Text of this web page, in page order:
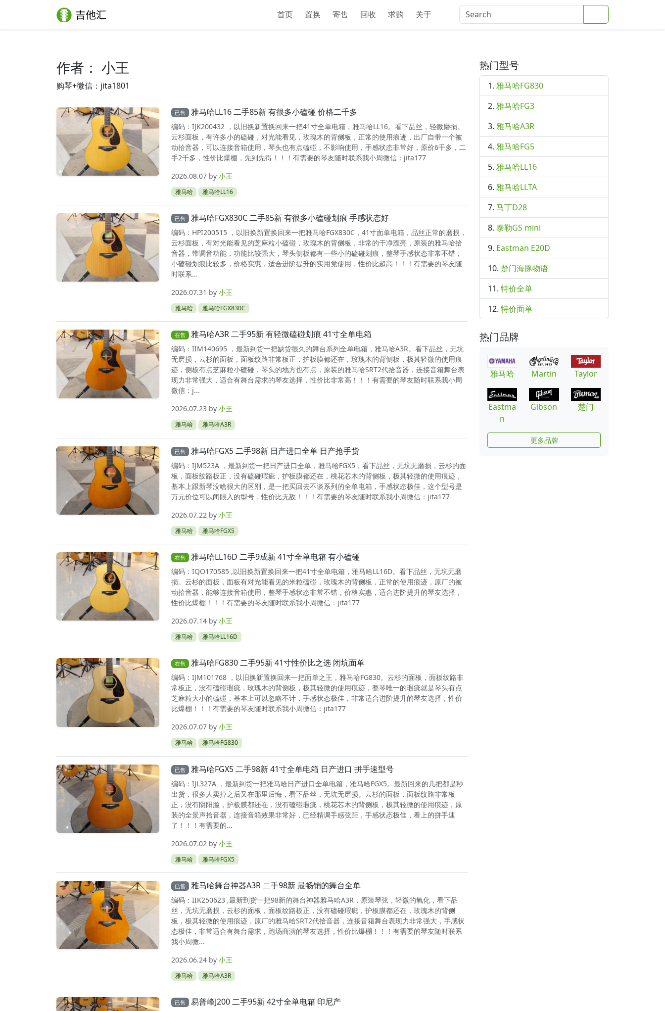
首页
置换 寄售 回收 求购
关于
作者： 小王
购琴+微信：jita1801
已售 雅马哈LL16 二手85新 有很多小磕碰 价格二千多
编码：IJK200432 ，以旧换新置换回来一把41寸全单电箱，雅马哈LL16。看下品丝，轻微磨损。
云杉面板，有许多小的磕碰，对光能看见，玫瑰木的背侧板，正常的使用痕迹，出厂自带一个被
动拾音器，可以连接音箱使用，琴头也有点磕碰，不影响使用，手感状态非常好，原价6千多，二
手2千多，性价比爆棚，先到先得！！！有需要的琴友随时联系我小周微信：jita177
2026.08.07by 小王
雅马哈 雅马哈LL16
已售 雅马哈FGX830C 二手85新 有很多小磕碰划痕 手感状态好
编码：HPI200515 ，以旧换新置换回来一把雅马哈FGX830C，41寸面单电箱，品丝正常的磨损，
云杉面板，有对光能看见的芝麻粒小磕碰，玫瑰木的背侧板，非常的干净漂亮，原装的雅马哈拾
音器，带调音功能，功能比较强大，琴头侧板都有一些小的磕碰划痕，整琴手感状态非常不错，
小磕碰划痕比较多，价格实惠，适合进阶提升的实用党使用，性价比超高！！！有需要的琴友随
时联系...
2026.07.31 by 小王
雅马哈 雅马哈FGX830C
在售 雅马哈A3R 二手95新 有轻微磕碰划痕 41寸全单电箱
编码：IIM140695 ，最新到货一把缺货很久的舞台系列全单电箱，雅马哈A3R。看下品丝，无坑
无磨损，云杉的面板，面板纹路非常板正，护板膜都还在，玫瑰木的背侧板，极其轻微的使用痕
迹，侧板有点芝麻粒小磕碰，琴头的地方也有点，原装的雅马哈SRT2代拾音器，连接音箱舞台表
现力非常强大，适合有舞台需求的琴友选择，性价比非常高！！！有需要的琴友随时联系我小周
微信：j...
2026.07.23 by 小王
雅马哈 雅马哈A3R
已售 雅马哈FGX5 二手98新 日产进口全单 日产抢手货
编码：IJM523A ，最新到货一把日产进口全单，雅马哈FGX5，看下品丝，无坑无磨损，云杉的面
板，面板纹路板正，没有磕碰瑕疵，护板膜都还在，桃花芯木的背侧板，极其轻微的使用痕迹，
基本上跟新琴没啥很大的区别，是一把买回去不谈系列的全单电箱，手感状态极佳，这个型号是
万元价位可以闭眼入的型号，性价比无敌！！！有需要的琴友随时联系我小周微信：jita177
2026.07.22 by 小王
雅马哈 雅马哈FGX5
在售 雅马哈LL16D 二手9成新 41寸全单电箱 有小磕碰
编码：IQO170585 ,以旧换新置换回来一把41寸全单电箱，雅马哈LL16D。看下品丝，无坑无磨
损。云杉的面板，面板有对光能看见的米粒磕碰，玫瑰木的背侧板，正常的使用痕迹，原厂的被
动拾音器，能够连接音箱使用，整琴手感状态非常不错，价格实惠，适合进阶提升的琴友选择，
性价比爆棚！！！有需要的琴友随时联系我小周微信：jita177
2026.07.14by 小王
雅马哈 雅马哈LL16D
在售 雅马哈FG830 二手95新 41寸性价比之选 闭坑面单
编码：IJM101768 ，以旧换新置换回来一把面单之王，雅马哈FG830。云杉的面板，面板纹路非
常板正，没有磕碰瑕疵，玫瑰木的背侧板，极其轻微的使用痕迹，整琴唯一的瑕疵就是琴头有点
芝麻粒大小的磕碰，基本上可以忽略不计，手感状态极佳，非常适合进阶提升的琴友选择，性价
比爆棚！！！有需要的琴友随时联系我小周微信：jita177
2026.07.07by 小王
雅马哈 雅马哈FG830
已售 雅马哈FGX5 二手98新 41寸全单电箱 日产进口 拼手速型号
编码：IJL327A ，最新到货一把雅马哈日产进口全单电箱，雅马哈FGX5。最新回来的几把都是秒
出货，很多人卖掉之后又在那里后悔，看下品丝，无坑无磨损。云杉的面板，面板纹路非常板
正，没有阴阳脸，护板膜都还在，没有磕碰瑕疵，桃花芯木的背侧板，极其轻微的使用痕迹，原
装的全景声拾音器，连接音箱效果非常好，已经精调手感弦距，手感状态极佳，看上的拼手速
了！！！有需要的...
2026.07.02 by 小王
雅马哈 雅马哈FGX5
已售 雅马哈舞台神器A3R 二手98新 最畅销的舞台全单
编码：IIK250623 ,最新到货一把98新的舞台神器雅马哈A3R，原装琴弦，轻微的氧化，看下品
丝，无坑无磨损，云杉的面板，面板纹路板正，没有磕碰瑕疵，护板膜都还在，玫瑰木的背侧
板，极其轻微的使用痕迹，原厂的雅马哈SRT2代拾音器，连接音箱舞台表现力非常强大，手感状
态极佳，非常适合有舞台需求，跑场商演的琴友选择，性价比爆棚！！！有需要的琴友随时联系
我小周微...
2026.06.24by 小王
雅马哈 雅马哈A3R
已售 易普峰J200 二手95新 42寸全单电箱 印尼产
热门型号
雅马哈FG830
雅马哈FG3
雅马哈A3R
雅马哈FG5
雅马哈LL16
雅马哈LLTA
马丁D28
泰勒GS mini
Eastman E20D
楚门海豚物语
特价全单
特价面单
热门品牌
雅马哈 Martin Taylor
Eastma
n
Gibson 楚门
更多品牌